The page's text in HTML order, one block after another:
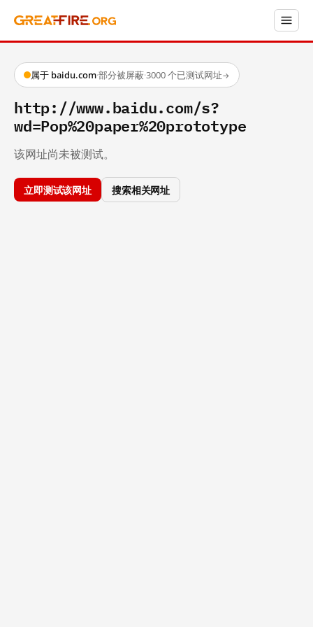
属于 baidu.com·部分被屏蔽·3000 个已测试网址→
http://www.baidu.com/s?
wd=Pop%20paper%20prototype
该网址尚未被测试。
立即测试该网址 搜索相关网址